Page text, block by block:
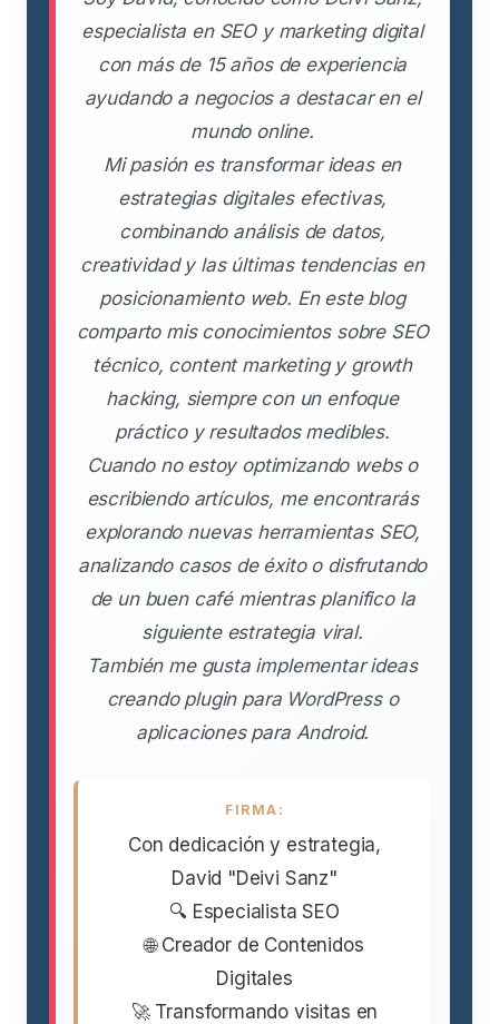
especialista en SEO y marketing digital
con más de 15 años de experiencia
ayudando a negocios a destacar en el
mundo online.
Mi pasión es transformar ideas en
estrategias digitales efectivas,
combinando análisis de datos,
creatividad y las últimas tendencias en
posicionamiento web. En este blog
comparto mis conocimientos sobre SEO
técnico, content marketing y growth
hacking, siempre con un enfoque
práctico y resultados medibles.
Cuando no estoy optimizando webs o
escribiendo artículos, me encontrarás
explorando nuevas herramientas SEO,
analizando casos de éxito o disfrutando
de un buen café mientras planifico la
siguiente estrategia viral.
También me gusta implementar ideas
creando plugin para WordPress o
aplicaciones para Android.
FIRMA:
Con dedicación y estrategia,
David "Deivi Sanz"
🔍 Especialista SEO
🌐 Creador de Contenidos
Digitales
🚀 Transformando visitas en